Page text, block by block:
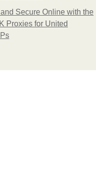
Secure Online with the
Proxies for United